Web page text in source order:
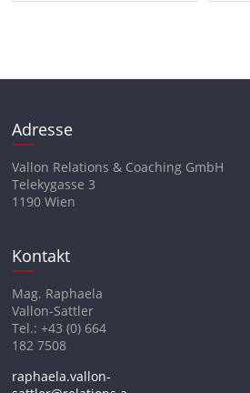
Adresse
Vallon Relations & Coaching GmbH
Telekygasse 3
1190 Wien
Kontakt
Mag. Raphaela
Vallon-Sattler
Tel.: +43 (0) 664
182 7508
raphaela.vallon-